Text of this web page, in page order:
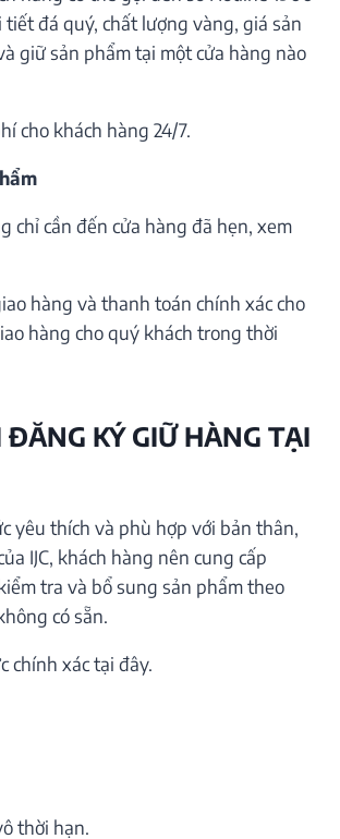
tiết đá quý, chất lượng vàng, giá sản
giữ sản phẩm tại một cửa hàng nào
cho khách hàng 24/7.
chỉ cần đến cửa hàng đã hẹn, xem
hàng và thanh toán chính xác cho
hàng cho quý khách trong thời
KÝ GIỮ HÀNG TẠI
yêu thích và phù hợp với bản thân,
IJC, khách hàng nên cung cấp
tra và bổ sung sản phẩm theo
có sẵn.
chính xác tại đây.
thời hạn.